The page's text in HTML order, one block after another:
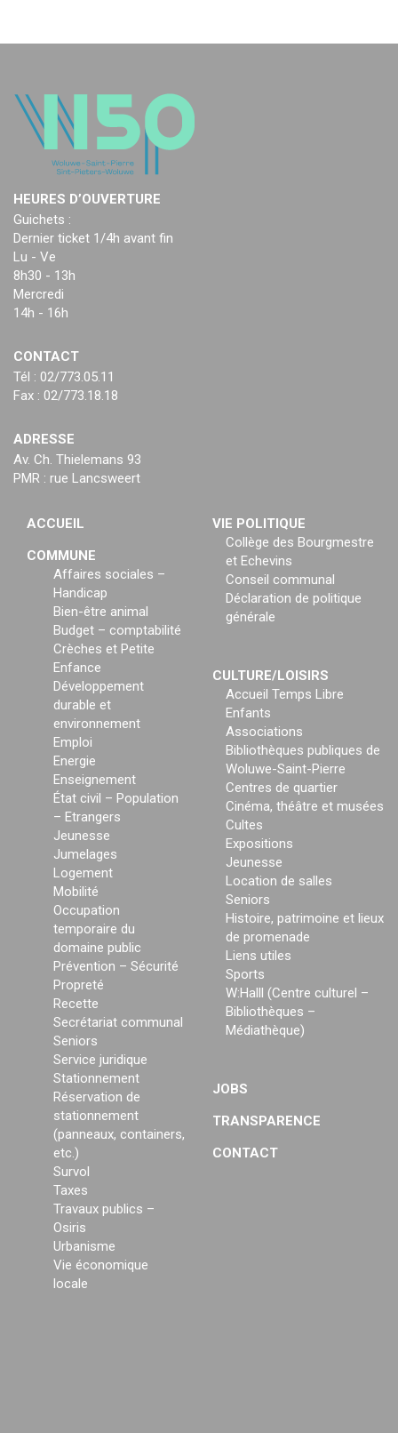
HEURES D’OUVERTURE
Guichets :
Dernier ticket 1/4h avant fin
Lu - Ve
8h30 - 13h
Mercredi
14h - 16h
CONTACT
Tél : 02/773.05.11
Fax : 02/773.18.18
ADRESSE
Av. Ch. Thielemans 93
PMR : rue Lancsweert
ACCUEIL
COMMUNE
Affaires sociales –
Handicap
Bien-être animal
Budget – comptabilité
Crèches et Petite
Enfance
Développement
durable et
environnement
Emploi
Energie
Enseignement
État civil – Population
– Etrangers
Jeunesse
Jumelages
Logement
Mobilité
Occupation
temporaire du
domaine public
Prévention – Sécurité
Propreté
Recette
Secrétariat communal
Seniors
Service juridique
Stationnement
Réservation de
stationnement
(panneaux, containers,
etc.)
Survol
Taxes
Travaux publics –
Osiris
Urbanisme
Vie économique
locale
VIE POLITIQUE
Collège des Bourgmestre
et Echevins
Conseil communal
Déclaration de politique
générale
CULTURE/LOISIRS
Accueil Temps Libre
Enfants
Associations
Bibliothèques publiques de
Woluwe-Saint-Pierre
Centres de quartier
Cinéma, théâtre et musées
Cultes
Expositions
Jeunesse
Location de salles
Seniors
Histoire, patrimoine et lieux
de promenade
Liens utiles
Sports
W:Halll (Centre culturel –
Bibliothèques –
Médiathèque)
JOBS
TRANSPARENCE
CONTACT